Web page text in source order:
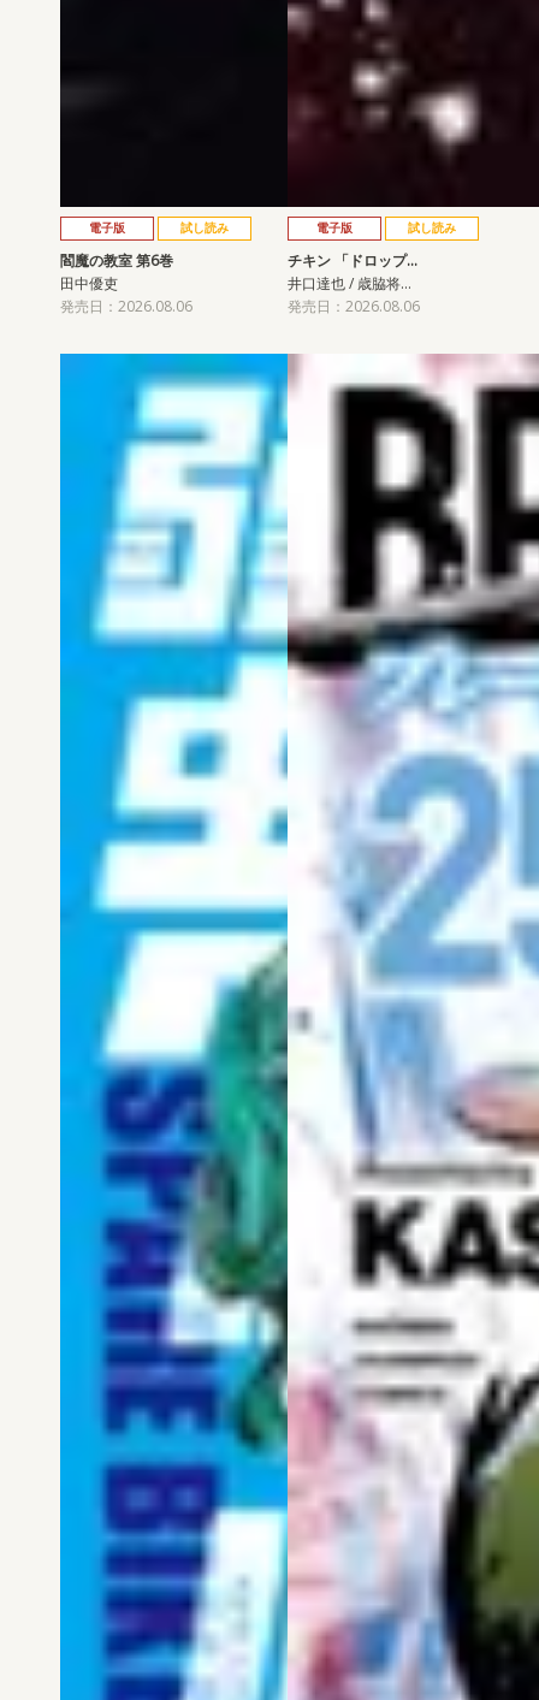
電子版 試し読み
閻魔の教室 第6巻
田中優吏
発売日：2026.08.06
電子版 試し読み
チキン 「ドロップ…
井口達也 / 歳脇将…
発売日：2026.08.06